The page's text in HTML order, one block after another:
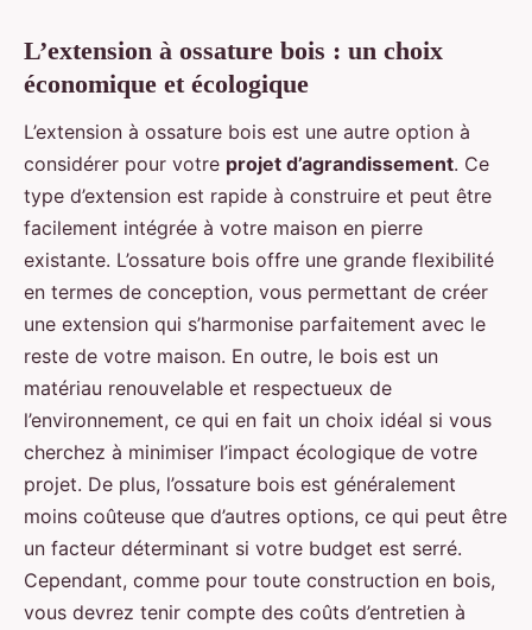
L’extension à ossature bois : un choix
économique et écologique
L’extension à ossature bois est une autre option à
considérer pour votre projet d’agrandissement. Ce
type d’extension est rapide à construire et peut être
facilement intégrée à votre maison en pierre
existante. L’ossature bois offre une grande flexibilité
en termes de conception, vous permettant de créer
une extension qui s’harmonise parfaitement avec le
reste de votre maison. En outre, le bois est un
matériau renouvelable et respectueux de
l’environnement, ce qui en fait un choix idéal si vous
cherchez à minimiser l’impact écologique de votre
projet. De plus, l’ossature bois est généralement
moins coûteuse que d’autres options, ce qui peut être
un facteur déterminant si votre budget est serré.
Cependant, comme pour toute construction en bois,
vous devrez tenir compte des coûts d’entretien à